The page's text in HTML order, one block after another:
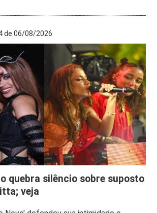
de 06/08/2026
quebra silêncio sobre suposto
veja